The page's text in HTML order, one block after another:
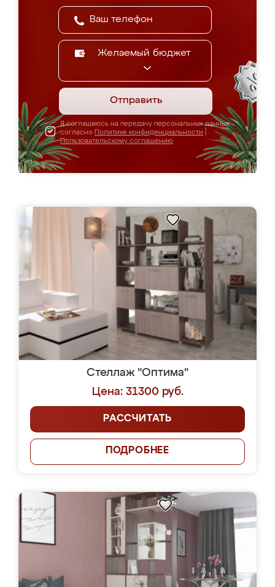
Желаемый бюджет
Отправить
Я соглашаюсь на передачу персональных данных
согласно Политике конфиденциальности
Пользовательскому соглашению
Стеллаж "Оптима"
Цена: 31300 руб.
РАССЧИТАТЬ
ПОДРОБНЕЕ